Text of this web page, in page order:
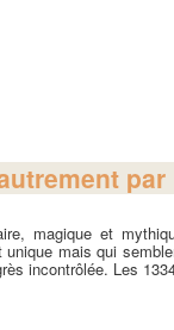
magique et
mais qui
incontrôlée. Les